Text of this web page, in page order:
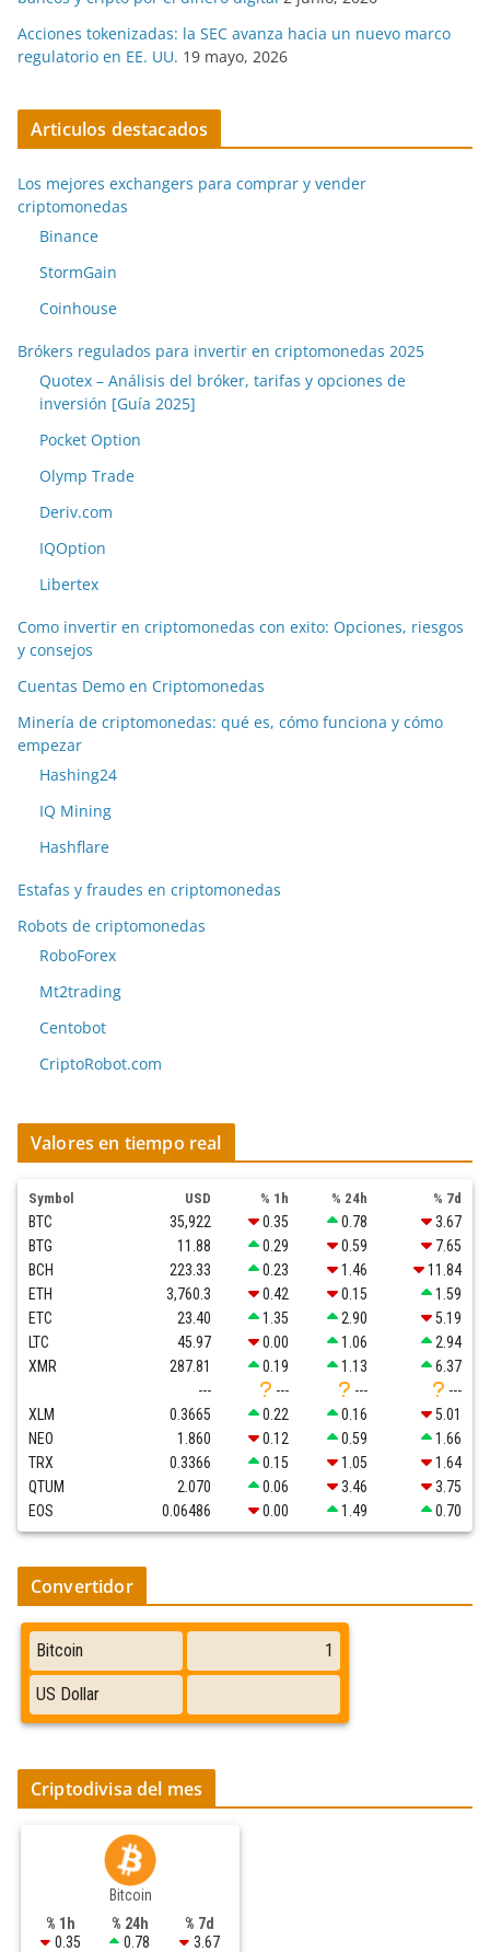
Acciones tokenizadas: la SEC avanza hacia un nuevo marco
regulatorio en EE. UU. 19 mayo, 2026
Articulos destacados
Los mejores exchangers para comprar y vender
criptomonedas
Binance
StormGain
Coinhouse
Brókers regulados para invertir en criptomonedas 2025
Quotex – Análisis del bróker, tarifas y opciones de
inversión [Guía 2025]
Pocket Option
Olymp Trade
Deriv.com
IQOption
Libertex
Como invertir en criptomonedas con exito: Opciones, riesgos
y consejos
Cuentas Demo en Criptomonedas
Minería de criptomonedas: qué es, cómo funciona y cómo
empezar
Hashing24
IQ Mining
Hashflare
Estafas y fraudes en criptomonedas
Robots de criptomonedas
RoboForex
Mt2trading
Centobot
CriptoRobot.com
Valores en tiempo real
Symbol USD % 1h % 24h % 7d
BTC 35,922 0.35 0.78
3.67
BTG
11.88 0.29 0.59
7.65
BCH
223.33 0.23 1.46
11.84
ETH
3,760.3 0.42 0.15
1.59
ETC
23.40 1.35 2.90
5.19
LTC
45.97 0.00 1.06
2.94
XMR
287.81 0.19 1.13
6.37
---
--- ---
---
XLM
0.3665 0.22 0.16
5.01
NEO
1.860 0.12 0.59
1.66
TRX
0.3366 0.15 1.05
1.64
QTUM
2.070 0.06 3.46
3.75
EOS
0.06486 0.00 1.49 0.70
Convertidor
Criptodivisa del mes
Bitcoin
% 1h
0.35
% 24h
0.78
% 7d
3.67